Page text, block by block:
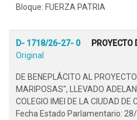
Bloque: FUERZA PATRIA
D- 1718/26-27- 0 PROYECTO
Original
DE BENEPLÁCITO AL
MARIPOSAS", LLEVADO
COLEGIO IMEI DE LA CIUDAD DE
Fecha Estado Parlamentario: